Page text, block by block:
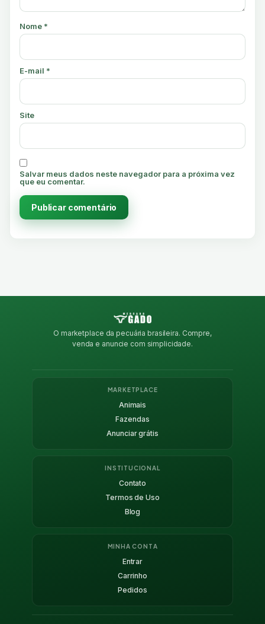
Nome *
E-mail *
Site
Salvar meus dados neste navegador para a próxima vez
que eu comentar.
O marketplace da pecuária brasileira. Compre,
venda e anuncie com simplicidade.
MARKETPLACE
Animais
Fazendas
Anunciar grátis
INSTITUCIONAL
Contato
Termos de Uso
Blog
MINHA CONTA
Entrar
Carrinho
Pedidos